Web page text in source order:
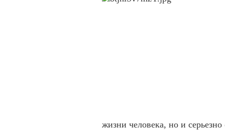
жизни человека, но и серьезно